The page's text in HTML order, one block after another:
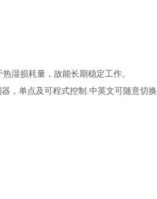
湿损耗量，故能长期稳定工作。
，单点及可程式控制.中英文可随意切换